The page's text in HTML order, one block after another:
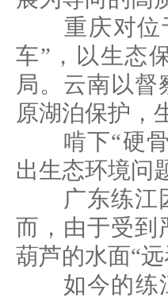
重庆对位于
车”，以生态
局。云南以
原湖泊保护，
啃下“硬骨
出生态环境
广东练江因
而，由于受到
葫芦的水面“远
如今的练江